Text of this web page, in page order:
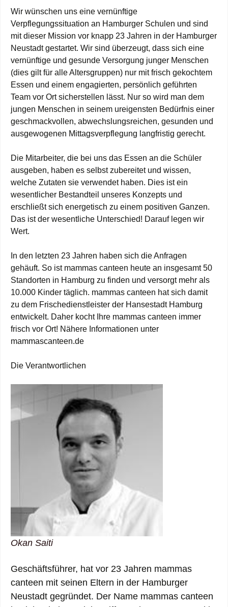
Wir wünschen uns eine vernünftige
Verpflegungssituation an Hamburger Schulen und sind
mit dieser Mission vor knapp 23 Jahren in der Hamburger
Neustadt gestartet. Wir sind überzeugt, dass sich eine
vernünftige und gesunde Versorgung junger Menschen
(dies gilt für alle Altersgruppen) nur mit frisch gekochtem
Essen und einem engagierten, persönlich geführten
Team vor Ort sicherstellen lässt. Nur so wird man dem
jungen Menschen in seinem ureigensten Bedürfnis einer
geschmackvollen, abwechslungsreichen, gesunden und
ausgewogenen Mittagsverpflegung langfristig gerecht.
Die Mitarbeiter, die bei uns das Essen an die Schüler
ausgeben, haben es selbst zubereitet und wissen,
welche Zutaten sie verwendet haben. Dies ist ein
wesentlicher Bestandteil unseres Konzepts und
erschließt sich energetisch zu einem positiven Ganzen.
Das ist der wesentliche Unterschied! Darauf legen wir
Wert.
In den letzten 23 Jahren haben sich die Anfragen
gehäuft. So ist mammas canteen heute an insgesamt 50
Standorten in Hamburg zu finden und versorgt mehr als
10.000 Kinder täglich. mammas canteen hat sich damit
zu dem Frischedienstleister der Hansestadt Hamburg
entwickelt. Daher kocht Ihre mammas canteen immer
frisch vor Ort! Nähere Informationen unter
mammascanteen.de
Die Verantwortlichen
Okan Saiti
Geschäftsführer, hat vor 23 Jahren mammas
canteen mit seinen Eltern in der Hamburger
Neustadt gegründet. Der Name mammas canteen